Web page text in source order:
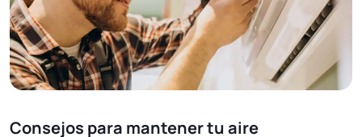
Consejos para mantener tu aire